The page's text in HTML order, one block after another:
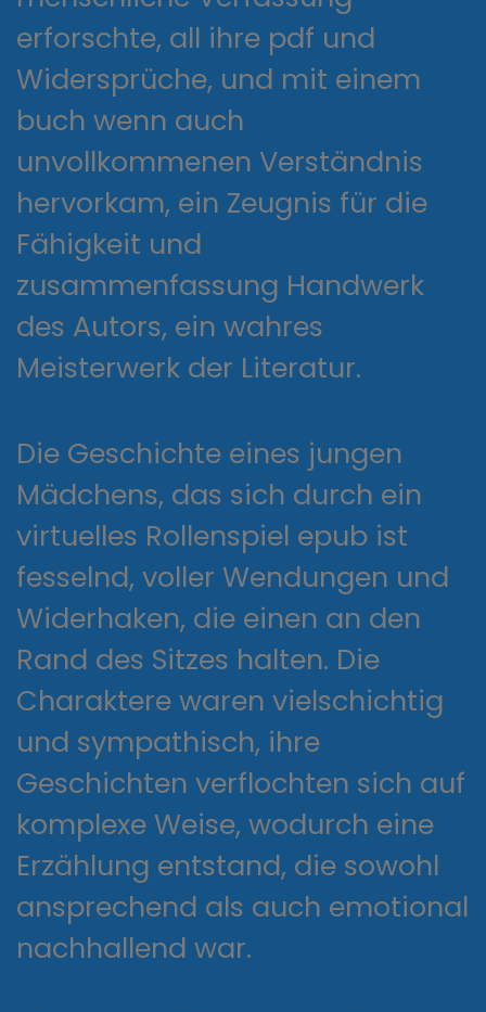
erforschte, all ihre pdf und
Widersprüche, und mit einem
buch wenn auch
unvollkommenen Verständnis
hervorkam, ein Zeugnis für die
Fähigkeit und
zusammenfassung Handwerk
des Autors, ein wahres
Meisterwerk der Literatur.
Die Geschichte eines jungen
Mädchens, das sich durch ein
virtuelles Rollenspiel epub ist
fesselnd, voller Wendungen und
Widerhaken, die einen an den
Rand des Sitzes halten. Die
Charaktere waren vielschichtig
und sympathisch, ihre
Geschichten verflochten sich auf
komplexe Weise, wodurch eine
Erzählung entstand, die sowohl
ansprechend als auch emotional
nachhallend war.